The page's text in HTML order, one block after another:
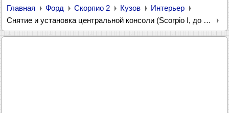
Главная Форд Скорпио 2 Кузов
Интерьер
Снятие и установка центральной консоли (Scorpio I, до 1/92)